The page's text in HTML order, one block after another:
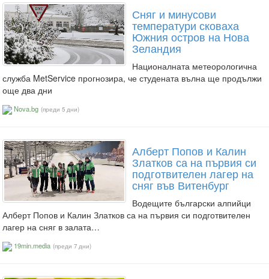
Сняг и минусови
температури сковаха
Южния остров на Нова
Зеландия
Националната метеорологична
служба MetService прогнозира, че студената вълна ще продължи
още два дни
Nova.bg (преди 5 дни)
Алберт Попов и Калин
Златков са на първия си
подготвителен лагер на
сняг във Витенбург
Водещите български алпийци
Алберт Попов и Калин Златков са на първия си подготвителен
лагер на сняг в залата…
19min.media (преди 7 дни)